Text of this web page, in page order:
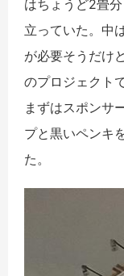
はちょうど2畳
立っていた。中
が必要そうだけ
のプロジェクト
まずはスポンサ
プと黒いペンキ
た。